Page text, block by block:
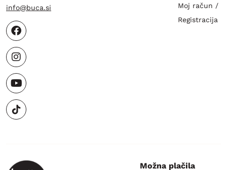
info@buca.si
Moj račun /
Registracija
Možna plačila